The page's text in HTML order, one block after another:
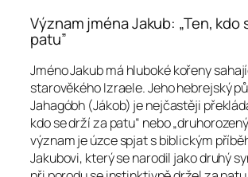
Význam jména Jakub: „Ten, kdo
patu”
Jméno Jakub má hluboké kořeny
starověkého Izraele. Jeho hebrejský
Jahagóbh (Jákob) je nejčastěji
kdo se drží za patu“ nebo
význam je úzce spjat s biblickým
Jakubovi, který se narodil jako druhý